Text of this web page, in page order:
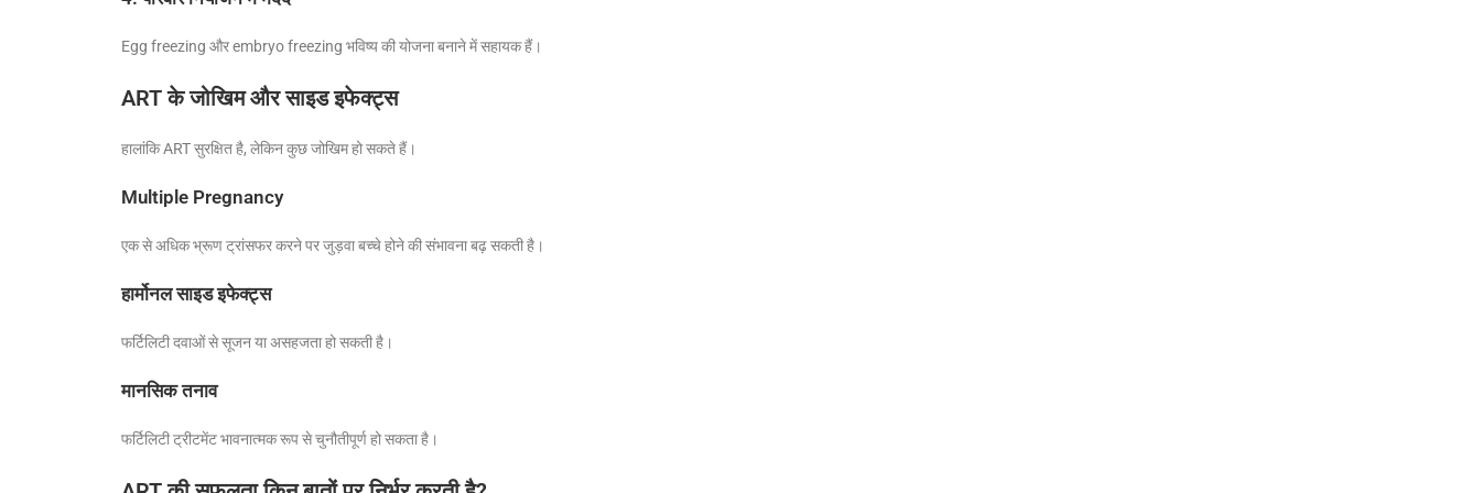
Egg freezing और embryo freezing भविष्य की योजना बनाने में सहायक हैं।
ART के जोखिम और साइड इफेक्ट्स
हालांकि ART सुरक्षित है, लेकिन कुछ जोखिम हो सकते हैं।
Multiple Pregnancy
एक से अधिक भ्रूण ट्रांसफर करने पर जुड़वा बच्चे होने की संभावना बढ़ सकती है।
हार्मोनल साइड इफेक्ट्स
फर्टिलिटी दवाओं से सूजन या असहजता हो सकती है।
मानसिक तनाव
फर्टिलिटी ट्रीटमेंट भावनात्मक रूप से चुनौतीपूर्ण हो सकता है।